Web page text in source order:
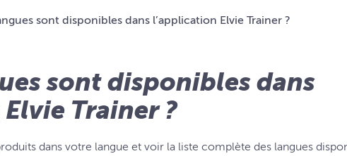
sont disponibles dans l’application Elvie Trainer ?
sont disponibles dans
Trainer ?
dans votre langue et voir la liste complète des langues